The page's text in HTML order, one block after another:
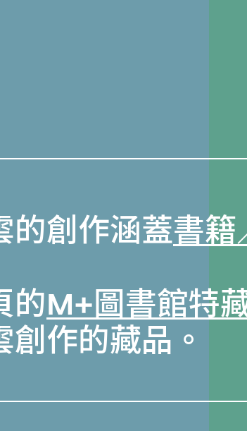
的創作涵蓋書籍
的M+圖書館特
創作的藏品。